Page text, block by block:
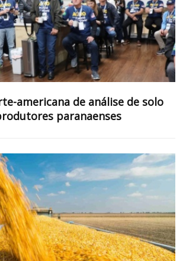
americana de análise de solo
paranaenses